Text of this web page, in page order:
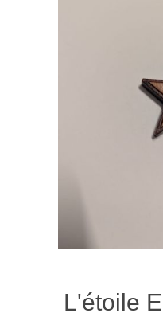
L'étoile